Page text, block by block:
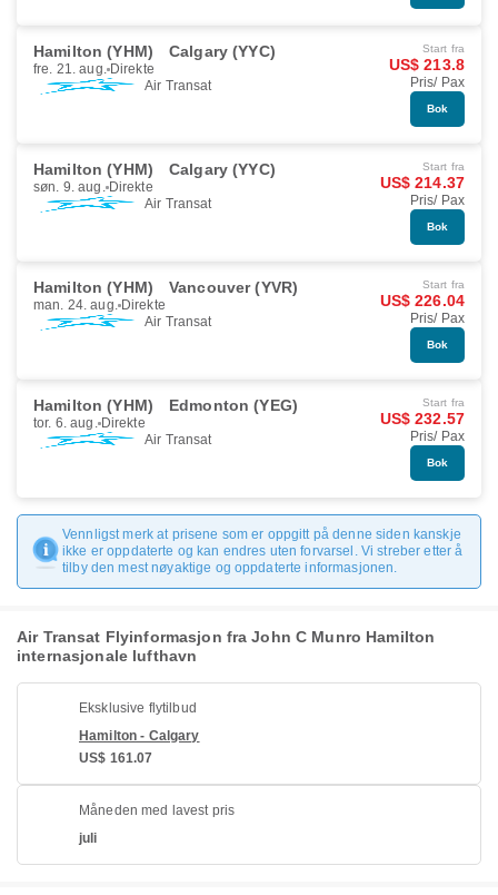
Hamilton (YHM) Calgary (YYC)
fre. 21. aug. Direkte
Air Transat
Start fra
US$ 213.8
Pris/ Pax
Bok
Hamilton (YHM) Calgary (YYC)
søn. 9. aug. Direkte
Air Transat
Start fra
US$ 214.37
Pris/ Pax
Bok
Hamilton (YHM) Vancouver (YVR)
man. 24. aug. Direkte
Air Transat
Start fra
US$ 226.04
Pris/ Pax
Bok
Hamilton (YHM) Edmonton (YEG)
tor. 6. aug. Direkte
Air Transat
Start fra
US$ 232.57
Pris/ Pax
Bok
Vennligst merk at prisene som er oppgitt på denne siden kanskje
ikke er oppdaterte og kan endres uten forvarsel. Vi streber etter å
tilby den mest nøyaktige og oppdaterte informasjonen.
Air Transat Flyinformasjon fra John C Munro Hamilton
internasjonale lufthavn
Eksklusive flytilbud
Hamilton - Calgary
US$ 161.07
Måneden med lavest pris
juli